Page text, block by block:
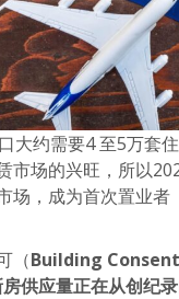
大约需要4 至5万套
市场的兴旺，所以
场，成为首次置业者
（Building Consent
房供应量正在从创纪